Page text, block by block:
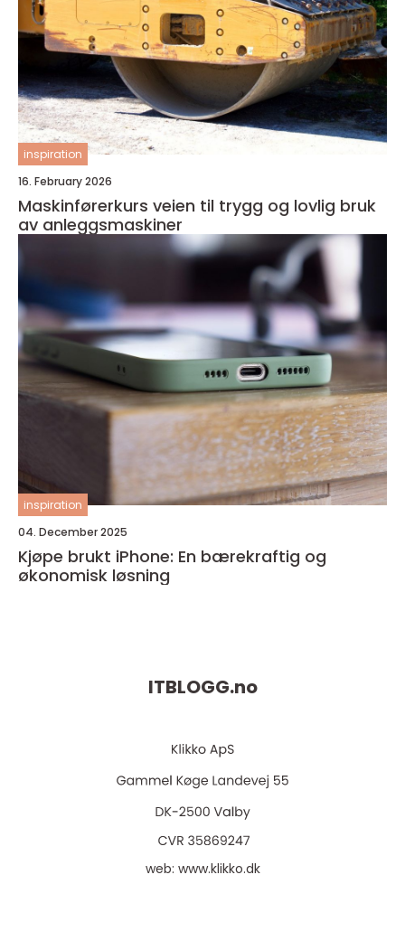
inspiration
16. February 2026
Maskinførerkurs veien til trygg og lovlig bruk
av anleggsmaskiner
inspiration
04. December 2025
Kjøpe brukt iPhone: En bærekraftig og
økonomisk løsning
ITBLOGG.no
web: www.klikko.dk